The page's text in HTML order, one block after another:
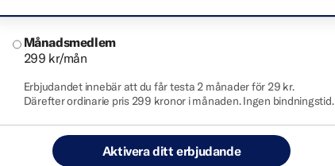
Månadsmedlem
299 kr/mån
Erbjudandet innebär att du får testa 2 månader för 29 kr.
Därefter ordinarie pris 299 kronor i månaden. Ingen bindningstid.
Aktivera ditt erbjudande